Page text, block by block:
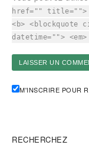
href="" title="">
<b> <blockquote
datetime="">
M'INSCRIRE POUR
RECHERCHEZ